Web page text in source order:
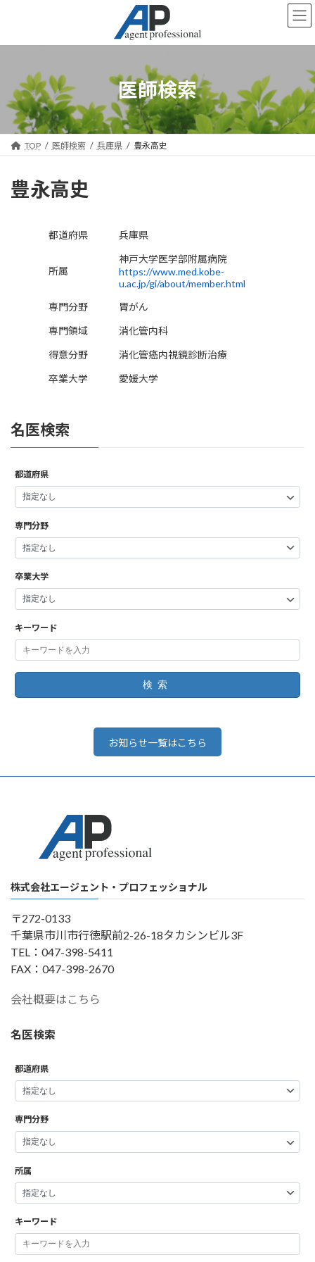
ン
キ
プ
ー
に
動
医師検索
TOP 医師検索 兵庫県 豊永高史
豊永高史
都道府県 兵庫県
所属
神戸大学医学部附属病院
https://www.med.kobe-
u.ac.jp/gi/about/member.html
専門分野
胃がん
専門領域
消化管内科
得意分野
消化管癌内視鏡診断治療
卒業大学
愛媛大学
名医検索
都道府県
専門分野
卒業大学
キーワード
検索
お知らせ一覧はこちら
株式会社エージェント・プロフェッショナル
〒272-0133
千葉県市川市行徳駅前2-26-18タカシンビル3F
TEL：047-398-5411
FAX：047-398-2670
会社概要はこちら
名医検索
都道府県
専門分野
所属
キーワード